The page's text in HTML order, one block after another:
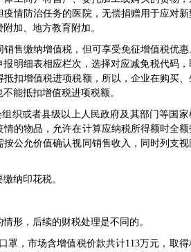
情防治任务的医院，无偿捐赠用于应对新
加、地方教育附加。
售缴纳增值税，但可享受免征增值税优惠
明细表相应栏次，选择对应减免税代码
扣增值税进项税额，所以，企业在购买、
能抵扣增值税进项税额。
织或者县级以上人民政府及其部门等国家
的物品，允许在计算应纳税所得额时全额
公允价值确认视同销售收入，同时列支视
纳印花税。
形，后续的财税处理是不同的。
，市场含增值税价款共计113万元，取得